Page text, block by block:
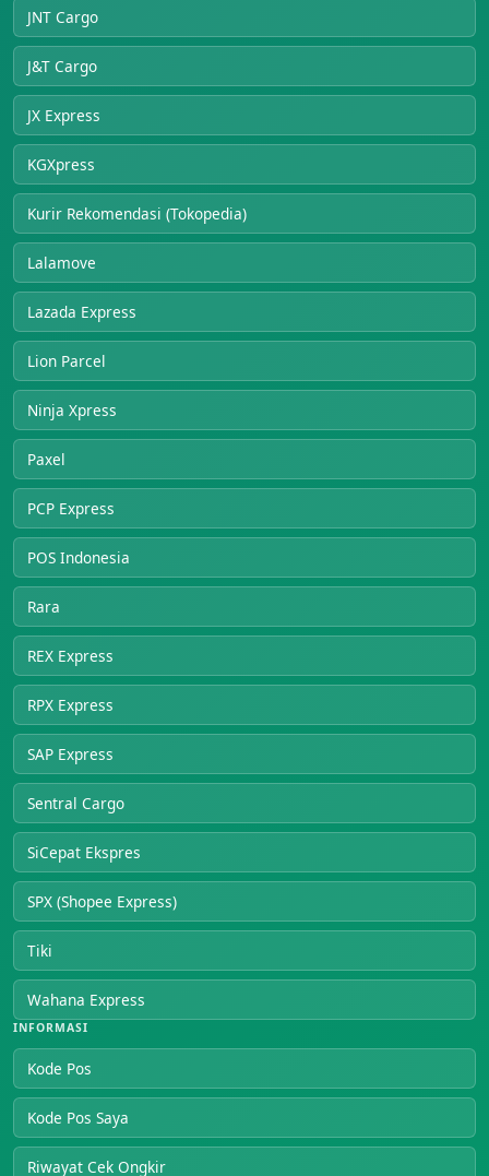
JNT Cargo
J&T Cargo
JX Express
KGXpress
Kurir Rekomendasi (Tokopedia)
Lalamove
Lazada Express
Lion Parcel
Ninja Xpress
Paxel
PCP Express
POS Indonesia
Rara
REX Express
RPX Express
SAP Express
Sentral Cargo
SiCepat Ekspres
SPX (Shopee Express)
Tiki
Wahana Express
INFORMASI
Kode Pos
Kode Pos Saya
Riwayat Cek Ongkir